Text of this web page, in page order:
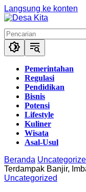
Langsung ke konten
Pemerintahan
Regulasi
Pendidikan
Bisnis
Potensi
Lifestyle
Kuliner
Wisata
Asal-Usul
Beranda
Terdampak Banjir,
Uncategorized